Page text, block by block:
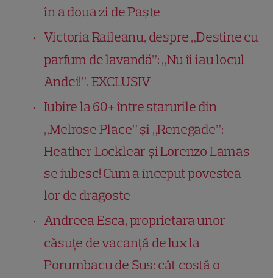
în a doua zi de Paște
Victoria Raileanu, despre „Destine cu
parfum de lavandă”: „Nu îi iau locul
Andei!”. EXCLUSIV
Iubire la 60+ între starurile din
„Melrose Place” și „Renegade”:
Heather Locklear și Lorenzo Lamas
se iubesc! Cum a început povestea
lor de dragoste
Andreea Esca, proprietara unor
căsuțe de vacanță de lux la
Porumbacu de Sus: cât costă o